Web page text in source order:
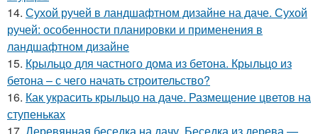
14. Сухой ручей в ландшафтном дизайне на даче. Сухой
ручей: особенности планировки и применения в
ландшафтном дизайне
15. Крыльцо для частного дома из бетона. Крыльцо из
бетона – с чего начать строительство?
16. Как украсить крыльцо на даче. Размещение цветов на
ступеньках
17. Деревянная беседка на дачу. Беседка из дерева —